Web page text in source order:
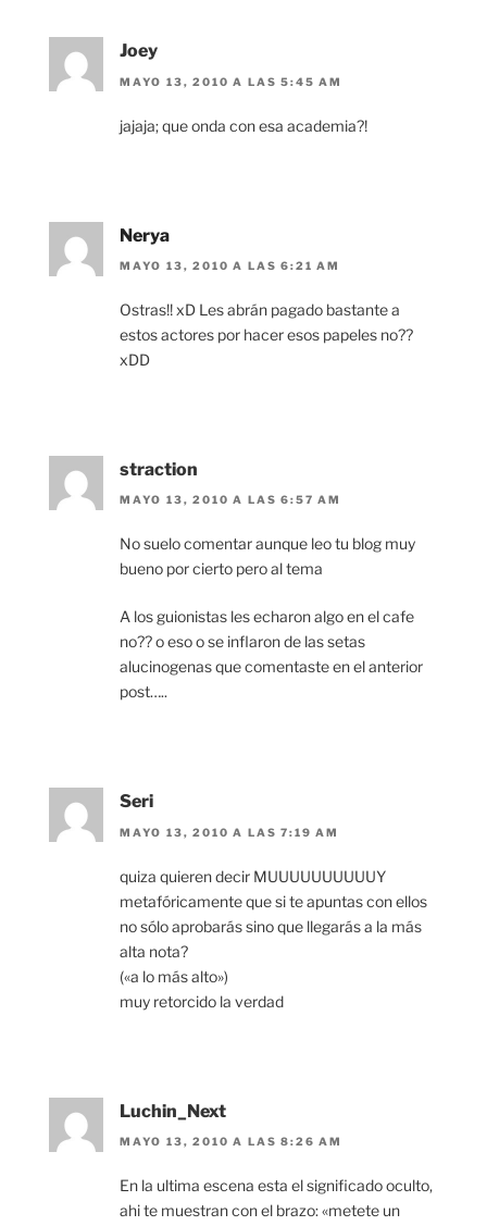
Joey
MAYO 13, 2010 A LAS 5:45 AM
jajaja; que onda con esa academia?!
Nerya
MAYO 13, 2010 A LAS 6:21 AM
Ostras!! xD Les abrán pagado bastante a
estos actores por hacer esos papeles no??
xDD
straction
MAYO 13, 2010 A LAS 6:57 AM
No suelo comentar aunque leo tu blog muy
bueno por cierto pero al tema
A los guionistas les echaron algo en el cafe
no?? o eso o se inflaron de las setas
alucinogenas que comentaste en el anterior
post…..
Seri
MAYO 13, 2010 A LAS 7:19 AM
quiza quieren decir MUUUUUUUUUUY
metafóricamente que si te apuntas con ellos
no sólo aprobarás sino que llegarás a la más
alta nota?
(«a lo más alto»)
muy retorcido la verdad
Luchin_Next
MAYO 13, 2010 A LAS 8:26 AM
En la ultima escena esta el significado oculto,
ahi te muestran con el brazo: «metete un